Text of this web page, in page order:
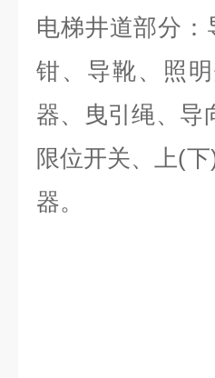
电梯井道部分：
钳、导靴、照
器、曳引绳、导
限位开关、上(
器。